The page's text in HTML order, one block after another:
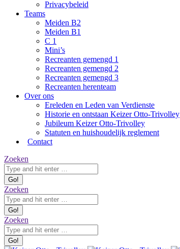
Privacybeleid
Teams
Meiden B2
Meiden B1
C 1
Mini’s
Recreanten gemengd 1
Recreanten gemengd 2
Recreanten gemengd 3
Recreanten herenteam
Over ons
Ereleden en Leden van Verdienste
Historie en ontstaan Keizer Otto-Trivolley
Jubileum Keizer Otto-Trivolley
Statuten en huishoudelijk reglement
Contact
Zoeken:
Zoeken
Zoeken:
Zoeken
Zoeken:
Zoeken